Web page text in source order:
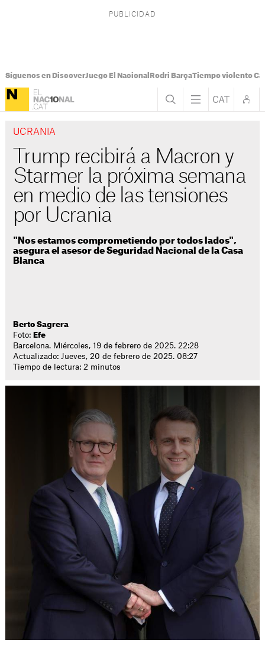
Síguenos en DiscoverJuego El Nacional Rodri BarçaTiempo violento
UCRANIA
Trump recibirá a Macron y
Starmer la próxima semana
en medio de las tensiones
por Ucrania
"Nos estamos comprometiendo por todos lados",
asegura el asesor de Seguridad Nacional de la Casa
Blanca
Berto Sagrera
Foto: Efe
Barcelona. Miércoles, 19 de febrero de 2025. 22:28
Actualizado: Jueves, 20 de febrero de 2025. 08:27
Tiempo de lectura: 2 minutos